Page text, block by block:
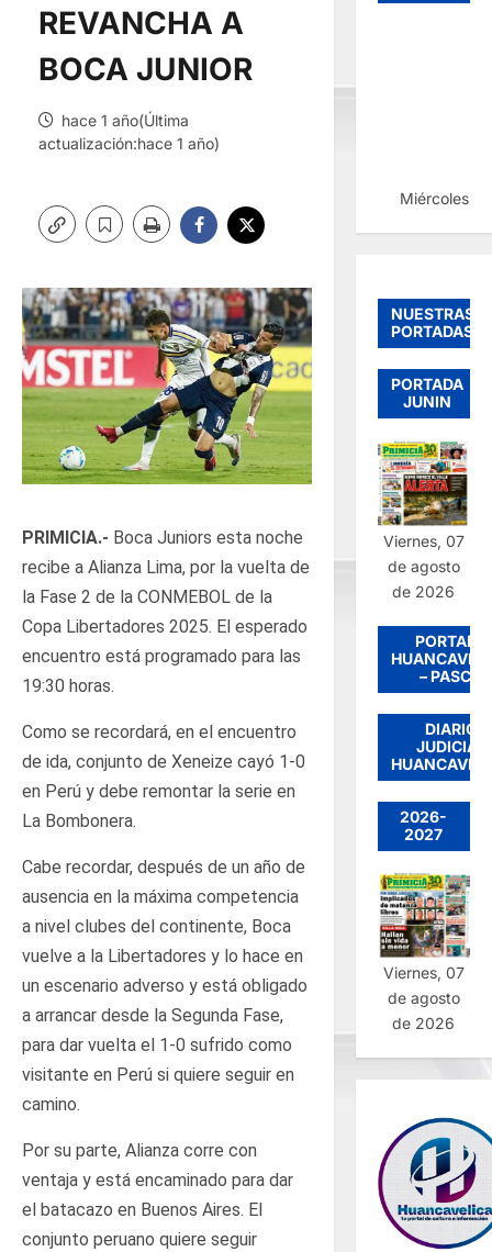
REVANCHA A
BOCA JUNIOR
hace 1 año(Última
actualización:hace 1 año)
PRIMICIA.- Boca Juniors esta noche
recibe a Alianza Lima, por la vuelta de
la Fase 2 de la CONMEBOL de la
Copa Libertadores 2025. El esperado
encuentro está programado para las
19:30 horas.
Como se recordará, en el encuentro
de ida, conjunto de Xeneize cayó 1-0
en Perú y debe remontar la serie en
La Bombonera.
Cabe recordar, después de un año de
ausencia en la máxima competencia
a nivel clubes del continente, Boca
vuelve a la Libertadores y lo hace en
un escenario adverso y está obligado
a arrancar desde la Segunda Fase,
para dar vuelta el 1-0 sufrido como
visitante en Perú si quiere seguir en
camino.
Por su parte, Alianza corre con
ventaja y está encaminado para dar
el batacazo en Buenos Aires. El
conjunto peruano quiere seguir
Miércoles,
NUESTRAS
PORTADAS
PORTADA
JUNIN
Viernes, 07
de agosto
de 2026
PORTADA
– PASCO
DIARIO
JUDICIAL
2026-
2027
Viernes, 07
de agosto
de 2026